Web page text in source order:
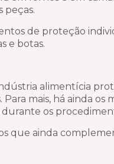
peças.
de proteção
e botas.
alimentícia
Para mais, há ainda
os
que ainda